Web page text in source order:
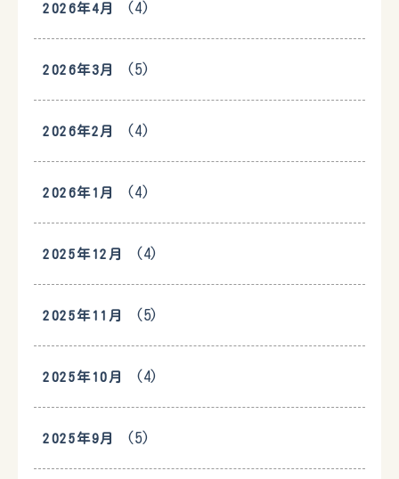
2026年4月 (4)
2026年3月 (5)
2026年2月 (4)
2026年1月 (4)
2025年12月 (4)
2025年11月 (5)
2025年10月 (4)
2025年9月 (5)